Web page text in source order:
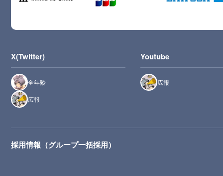
X(Twitter)
全年齢
広報
Youtube
広報
採用情報（グループ一括採用）